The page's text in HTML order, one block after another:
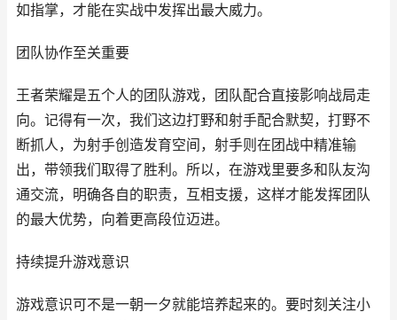
如指掌，才能在实战中发挥出最大威力。
团队协作至关重要
王者荣耀是五个人的团队游戏，团队配合直接影响战局走
向。记得有一次，我们这边打野和射手配合默契，打野不
断抓人，为射手创造发育空间，射手则在团战中精准输
出，带领我们取得了胜利。所以，在游戏里要多和队友沟
通交流，明确各自的职责，互相支援，这样才能发挥团队
的最大优势，向着更高段位迈进。
持续提升游戏意识
游戏意识可不是一朝一夕就能培养起来的。要时刻关注小